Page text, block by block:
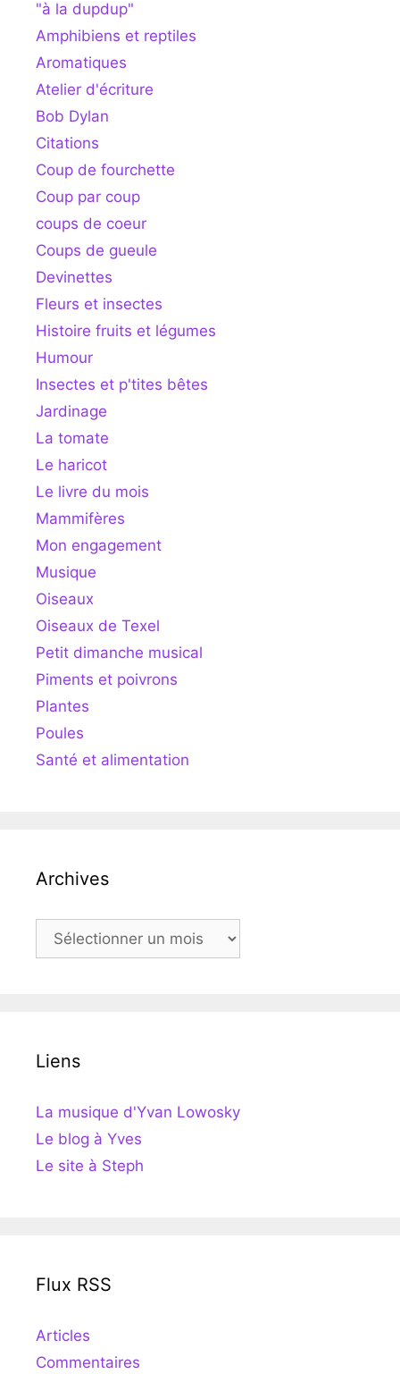
"à la dupdup"
Amphibiens et reptiles
Aromatiques
Atelier d'écriture
Bob Dylan
Citations
Coup de fourchette
Coup par coup
coups de coeur
Coups de gueule
Devinettes
Fleurs et insectes
Histoire fruits et légumes
Humour
Insectes et p'tites bêtes
Jardinage
La tomate
Le haricot
Le livre du mois
Mammifères
Mon engagement
Musique
Oiseaux
Oiseaux de Texel
Petit dimanche musical
Piments et poivrons
Plantes
Poules
Santé et alimentation
Archives
Archives
Liens
La musique d'Yvan Lowosky
Le blog à Yves
Le site à Steph
Flux RSS
Articles
Commentaires